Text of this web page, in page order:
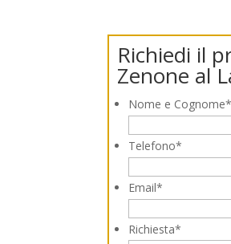
Richiedi il
Zenone al
Nome e Cognome*
Telefono*
Email*
Richiesta*